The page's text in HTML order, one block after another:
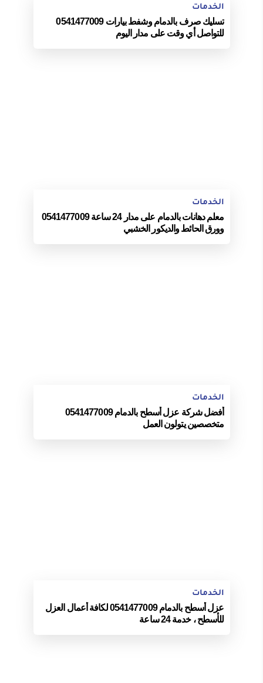
الخدمات
تسليك صرف بالدمام وشفط بيارات 0541477009
للتواصل أي وقت على مدار اليوم
الخدمات
معلم دهانات بالدمام على مدار 24 ساعة 0541477009
وورق الحائط والديكور الخشبي
الخدمات
أفضل شركة عزل أسطح بالدمام 0541477009
متخصصين يتولون العمل
الخدمات
عزل أسطح بالدمام 0541477009 لكافة أعمال العزل
للأسطح ، خدمة 24 ساعة